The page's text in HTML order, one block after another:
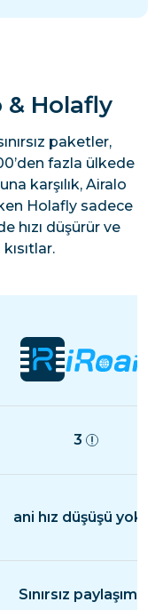
& Holafly
paketler,
fazla ülkede
karşılık, Airalo
Holafly sadece
hızı düşürür ve
3
ani hız düşüşü yok
Sınırsız paylaşım